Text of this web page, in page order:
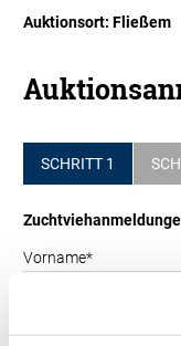
Auktionsort: Fließem
SCHRITT 1
Vorname*